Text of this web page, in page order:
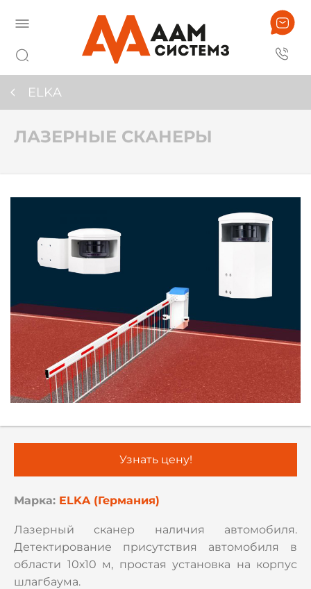
ELKA
ЛАЗЕРНЫЕ СКАНЕРЫ
Марка: ELKA (Германия)
Лазерный сканер наличия автомобиля.
Детектирование присутствия автомобиля в
области 10х10 м, простая установка на корпус
шлагбаума.
Узнать цену!